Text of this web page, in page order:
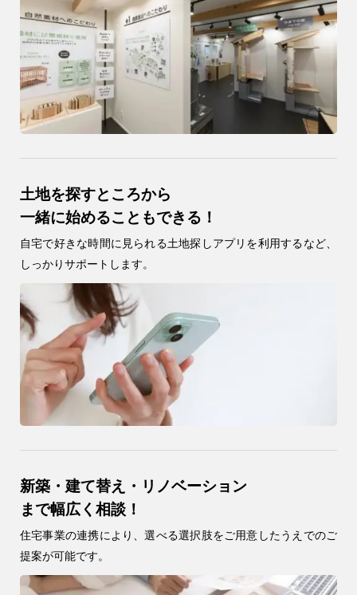
土地を探すところから
一緒に始めることもできる！
自宅で好きな時間に見られる土地探しアプリを利用するなど、
しっかりサポートします。
新築・建て替え・リノベーション
まで幅広く相談！
住宅事業の連携により、選べる選択肢をご用意したうえでのご
提案が可能です。
営業時間 9時〜18時
（定休／水曜日）
0120-70-1212